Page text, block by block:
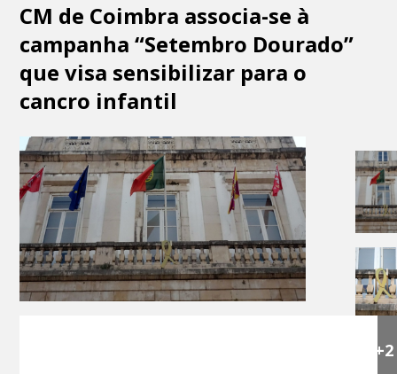
CM de Coimbra associa-se à
campanha “Setembro Dourado”
que visa sensibilizar para o
cancro infantil
+2